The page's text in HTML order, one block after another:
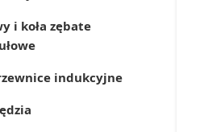
i koła zębate
indukcyjne